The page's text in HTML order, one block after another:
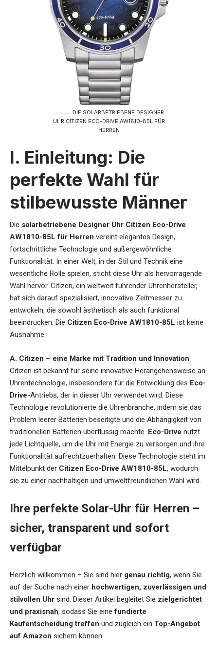
DIE SOLARBETRIEBENE DESIGNER
UHR CITIZEN ECO-DRIVE AW1810-85L FÜR
HERREN
I. Einleitung: Die
perfekte Wahl für
stilbewusste Männer
Die solarbetriebene Designer Uhr Citizen Eco-Drive
AW1810-85L für Herren vereint elegantes Design,
fortschrittliche Technologie und außergewöhnliche
Funktionalität. In einer Welt, in der Stil und Technik eine
wesentliche Rolle spielen, sticht diese Uhr als hervorragende
Wahl hervor. Citizen, ein weltweit führender Uhrenhersteller,
hat sich darauf spezialisiert, innovative Zeitmesser zu
entwickeln, die sowohl ästhetisch als auch funktional
beeindrucken. Die Citizen Eco-Drive AW1810-85L ist keine
Ausnahme.
A. Citizen – eine Marke mit Tradition und Innovation
Citizen ist bekannt für seine innovative Herangehensweise an
Uhrentechnologie, insbesondere für die Entwicklung des Eco-
Drive-Antriebs, der in dieser Uhr verwendet wird. Diese
Technologie revolutionierte die Uhrenbranche, indem sie das
Problem leerer Batterien beseitigte und die Abhängigkeit von
traditionellen Batterien überflüssig machte. Eco-Drive nutzt
jede Lichtquelle, um die Uhr mit Energie zu versorgen und ihre
Funktionalität aufrechtzuerhalten. Diese Technologie steht im
Mittelpunkt der Citizen Eco-Drive AW1810-85L, wodurch
sie zu einer nachhaltigen und umweltfreundlichen Wahl wird.
Ihre perfekte Solar-Uhr für Herren –
sicher, transparent und sofort
verfügbar
Herzlich willkommen – Sie sind hier genau richtig, wenn Sie
auf der Suche nach einer hochwertigen, zuverlässigen und
stilvollen Uhr sind. Dieser Artikel begleitet Sie zielgerichtet
und praxisnah, sodass Sie einefundierte
Kaufentscheidung treffen und zugleich ein Top-Angebot
auf Amazon sichern können.